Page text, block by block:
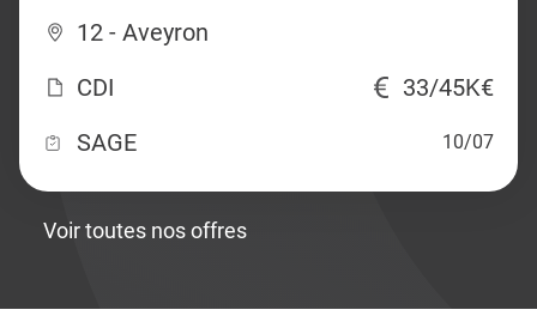
12 - Aveyron
CDI
33/45K€
SAGE
10/07
Voir toutes nos offres